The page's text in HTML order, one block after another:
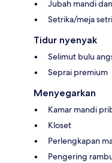
Jubah mandi
Setrika/meja
Tidur nyenyak
Selimut bulu
Seprai premium
Menyegarkan
Kamar mandi
Kloset
Perlengkapan
Pengering